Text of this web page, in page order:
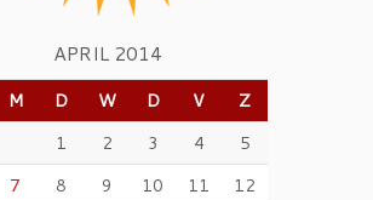
APRIL 2014
M D W D V
Z
1
2 3 4
5
7 8 9 10 11
12